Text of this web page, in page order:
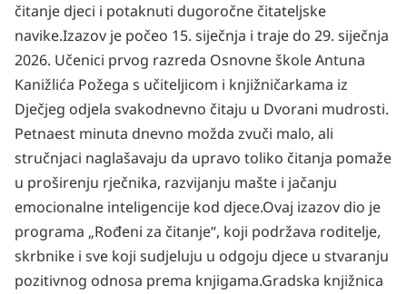
čitanje djeci i potaknuti dugoročne čitateljske
navike.Izazov je počeo 15. siječnja i traje do 29. siječnja
2026. Učenici prvog razreda Osnovne škole Antuna
Kanižlića Požega s učiteljicom i knjižničarkama iz
Dječjeg odjela svakodnevno čitaju u Dvorani mudrosti.
Petnaest minuta dnevno možda zvuči malo, ali
stručnjaci naglašavaju da upravo toliko čitanja pomaže
u proširenju rječnika, razvijanju mašte i jačanju
emocionalne inteligencije kod djece.Ovaj izazov dio je
programa „Rođeni za čitanje“, koji podržava roditelje,
skrbnike i sve koji sudjeluju u odgoju djece u stvaranju
pozitivnog odnosa prema knjigama.Gradska knjižnica